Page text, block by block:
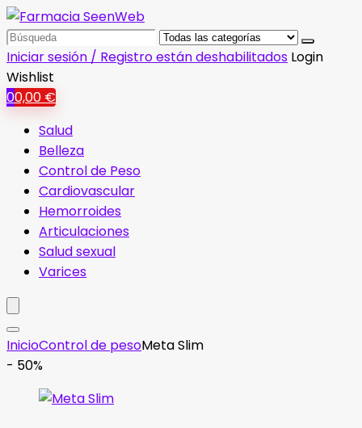
Search
for:
Iniciar sesión / Registro están deshabilitados Login
Wishlist
00,00 €
Salud
Belleza
Control de Peso
Cardiovascular
Hemorroides
Articulaciones
Salud sexual
Varices
InicioControl de pesoMeta Slim
- 50%